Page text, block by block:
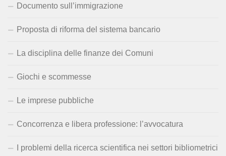
Documento sull’immigrazione
Proposta di riforma del sistema bancario
La disciplina delle finanze dei Comuni
Giochi e scommesse
Le imprese pubbliche
Concorrenza e libera professione: l’avvocatura
I problemi della ricerca scientifica nei settori bibliometrici